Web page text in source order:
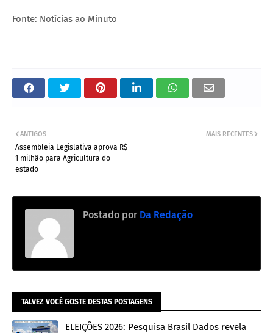
Fonte: Notícias ao Minuto
MAIS RECENTES
ANTIGOS
Assembleia Legislativa aprova R$
1 milhão para Agricultura do
estado
Postado por Da Redação
TALVEZ VOCÊ GOSTE DESTAS POSTAGENS
ELEIÇÕES 2026: Pesquisa Brasil Dados revela